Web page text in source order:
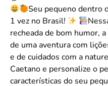
Seu pequeno dentro
1 vez no Brasil!
recheada de bom humor,
de uma aventura com
e de cuidados com a
Caetano e personalize o
características do seu